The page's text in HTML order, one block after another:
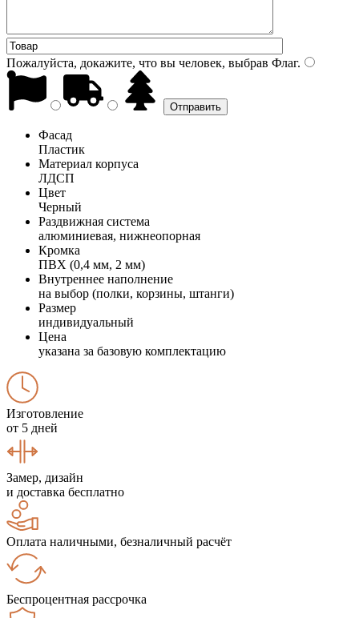
Пожалуйста, докажите, что вы человек, выбрав Флаг.
Фасад
Пластик
Материал корпуса
ЛДСП
Цвет
Черный
Раздвижная система
алюминиевая, нижнеопорная
Кромка
ПВХ (0,4 мм, 2 мм)
Внутреннее наполнение
на выбор (полки, корзины, штанги)
Размер
индивидуальный
Цена
указана за базовую комплектацию
Изготовление
от 5 дней
Замер, дизайн
и доставка бесплатно
Оплата наличными, безналичный расчёт
Беспроцентная рассрочка